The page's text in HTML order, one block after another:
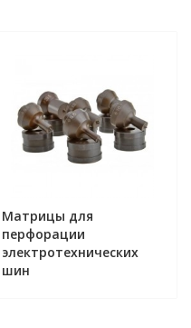
Матрицы для
перфорации
электротехнических
шин